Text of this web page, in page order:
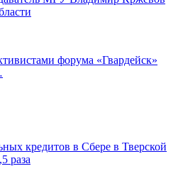
форума «Гвардейск»
кредитов в Сбере в Тверской
раза